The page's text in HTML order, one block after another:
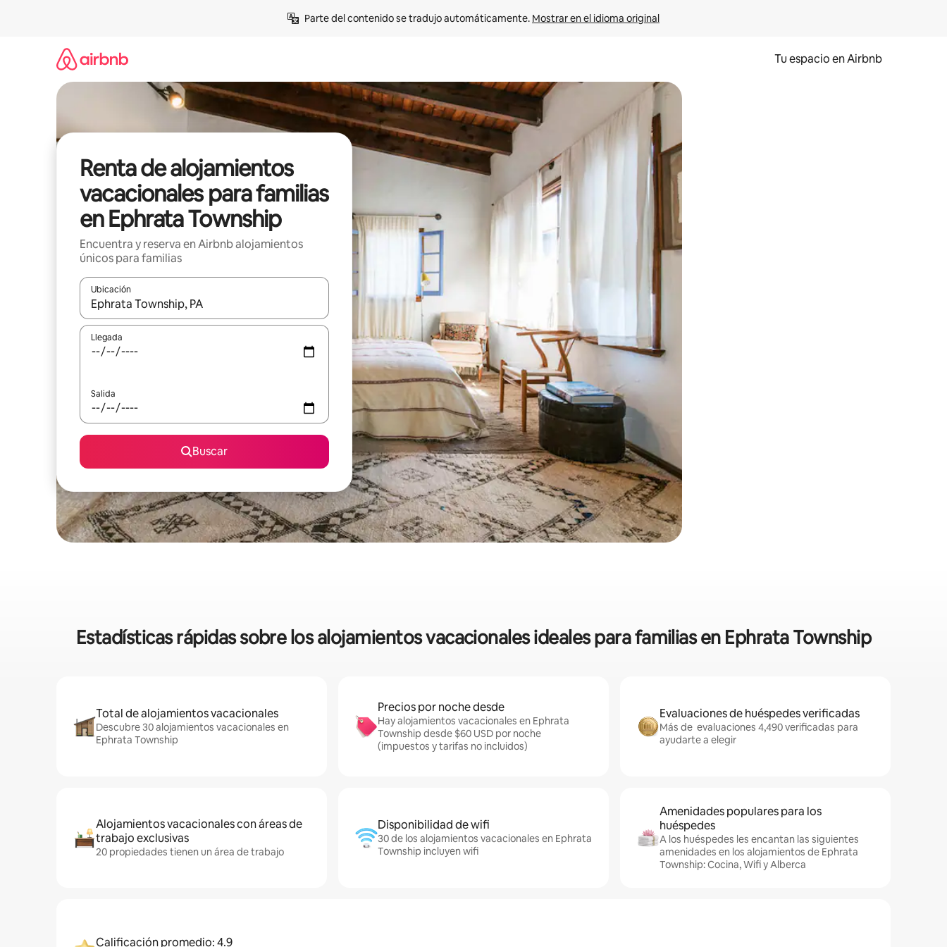
Parte del contenido se tradujo automáticamente. Mostrar en el idioma original
Tu espacio en Airbnb
Renta de alojamientos
vacacionales para familias
en Ephrata Township
Encuentra y reserva en Airbnb alojamientos
únicos para familias
Ubicación
Cuando los resultados estén disponibles, podrás navegar usando las teclas de las flechas hacia arriba y hacia abajo, o bien tocando y deslizando la pantalla.
Llegada
Salida
Buscar
Estadísticas rápidas sobre los alojamientos vacacionales ideales para familias en Ephrata Township
Total de alojamientos vacacionales
Descubre 30 alojamientos vacacionales en
Ephrata Township
Precios por noche desde
Hay alojamientos vacacionales en Ephrata
Township desde $60 USD por noche
(impuestos y tarifas no incluidos)
Evaluaciones de huéspedes verificadas
Más de evaluaciones 4,490 verificadas para
ayudarte a elegir
Alojamientos vacacionales con áreas de
trabajo exclusivas
20 propiedades tienen un área de trabajo
Disponibilidad de wifi
30 de los alojamientos vacacionales en Ephrata
Township incluyen wifi
Amenidades populares para los
huéspedes
A los huéspedes les encantan las siguientes
amenidades en los alojamientos de Ephrata
Township: Cocina, Wifi y Alberca
Calificación promedio: 4.9